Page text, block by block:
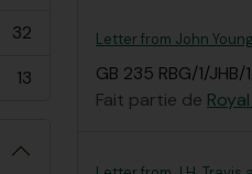
32
13
Letter from John
GB 235 RBG/1/JHB/
Fait partie de